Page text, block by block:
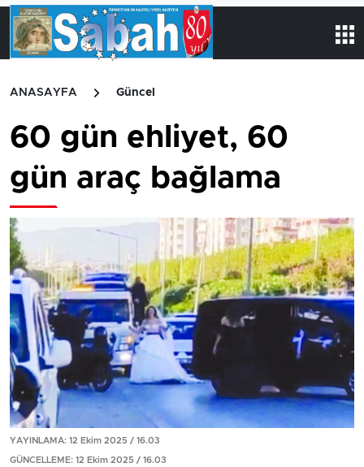
ANASAYFA Güncel
60 gün ehliyet, 60
gün araç bağlama
YAYINLAMA: 12 Ekim 2025 / 16.03
GÜNCELLEME: 12 Ekim 2025 / 16.03